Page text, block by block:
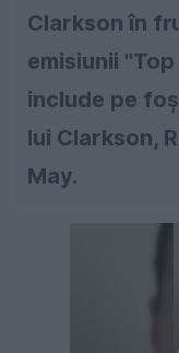
Clarkson în
emisiunii
include pe
lui Clarkson,
May.